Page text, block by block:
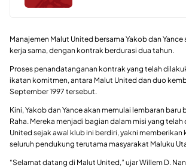
Manajemen Malut United bersama Yakob dan
kerja sama, dengan kontrak berdurasi dua tahun.
Proses penandatanganan kontrak yang telah
ikatan komitmen, antara Malut United dan duo
September 1997 tersebut.
Kini, Yakob dan Yance akan memulai lembaran baru
Raha. Mereka menjadi bagian dalam misi yang
United sejak awal klub ini berdiri, yakni
seluruh pendukung terutama masyarakat Maluku
“Selamat datang di Malut United,” ujar Willem D.